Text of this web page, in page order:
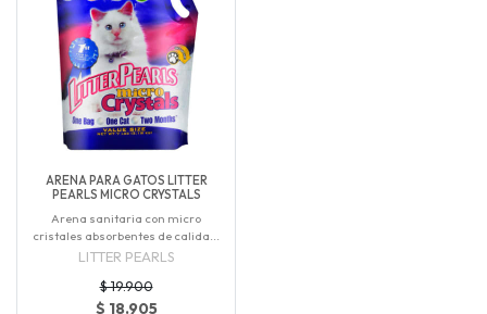
ARENA PARA GATOS LITTER
PEARLS MICRO CRYSTALS
Arena sanitaria con micro
cristales absorbentes de calida...
LITTER PEARLS
$ 19.900
$ 18.905